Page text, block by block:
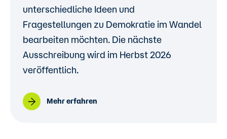
unterschiedliche Ideen und
Fragestellungen zu Demokratie im Wandel
bearbeiten möchten. Die nächste
Ausschreibung wird im Herbst 2026
veröffentlich.
Mehr erfahren